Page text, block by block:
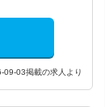
03掲載の求人より